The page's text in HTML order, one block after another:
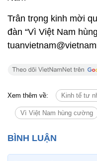
Trân trọng kinh mời
đàn “Vì Việt Nam
Xem thêm về: Kinh tế tư
Vì Việt Nam hùng cường